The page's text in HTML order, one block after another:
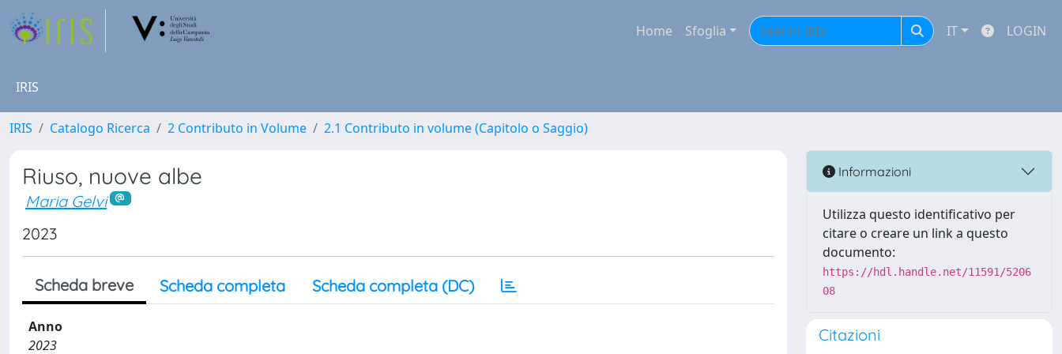
Home Sfoglia IT LOGIN
IRIS
IRIS Catalogo Ricerca 2 Contributo in Volume 2.1 Contributo in volume (Capitolo o Saggio)
Riuso, nuove albe
Maria Gelvi
2023
Scheda breve Scheda completa Scheda completa (DC)
Anno
2023
Informazioni
Utilizza questo identificativo per
citare o creare un link a questo
documento:
https://hdl.handle.net/11591/5206
08
Citazioni